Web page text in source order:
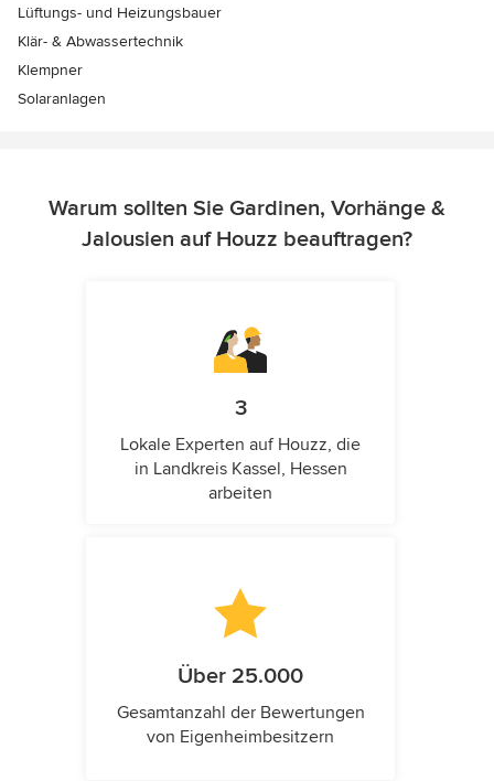
Lüftungs- und Heizungsbauer
Klär- & Abwassertechnik
Klempner
Solaranlagen
Warum sollten Sie Gardinen, Vorhänge &
Jalousien auf Houzz beauftragen?
3
Lokale Experten auf Houzz, die
in Landkreis Kassel, Hessen
arbeiten
Über 25.000
Gesamtanzahl der Bewertungen
von Eigenheimbesitzern